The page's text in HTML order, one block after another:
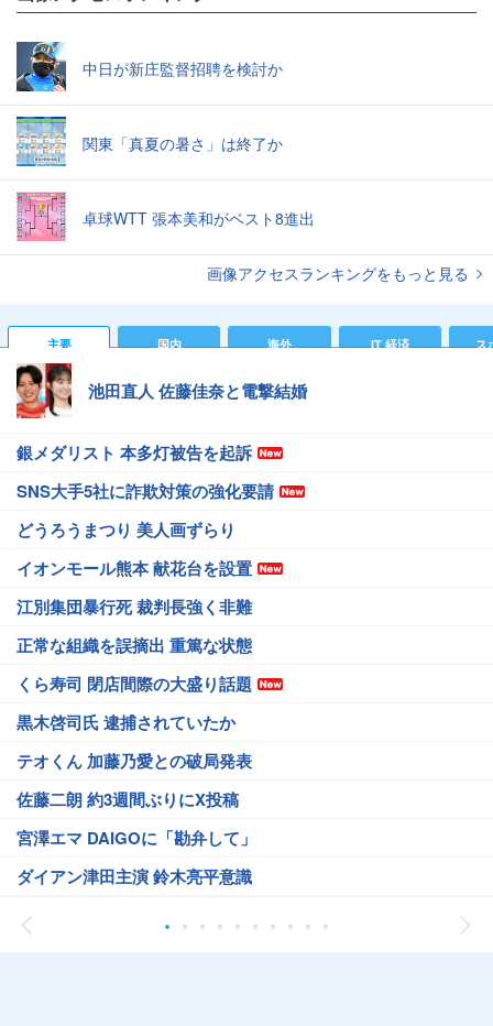
中日が新庄監督招聘を検討か
関東「真夏の暑さ」は終了か
卓球WTT 張本美和がベスト8進出
画像アクセスランキングをもっと見る
主要 国内 海外 IT 経済 ス
池田直人 佐藤佳奈と電撃結婚
銀メダリスト 本多灯被告を起訴
SNS大手5社に詐欺対策の強化要請
どうろうまつり 美人画ずらり
イオンモール熊本 献花台を設置
江別集団暴行死 裁判長強く非難
正常な組織を誤摘出 重篤な状態
くら寿司 閉店間際の大盛り話題
黒木啓司氏 逮捕されていたか
テオくん 加藤乃愛との破局発表
佐藤二朗 約3週間ぶりにX投稿
宮澤エマ DAIGOに「勘弁して」
ダイアン津田主演 鈴木亮平意識